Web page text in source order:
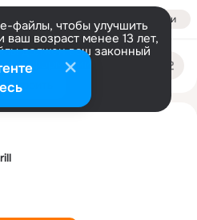
Войти
файлы, чтобы улучшить
ваш возраст менее 13 лет,
должен ваш законный
информации